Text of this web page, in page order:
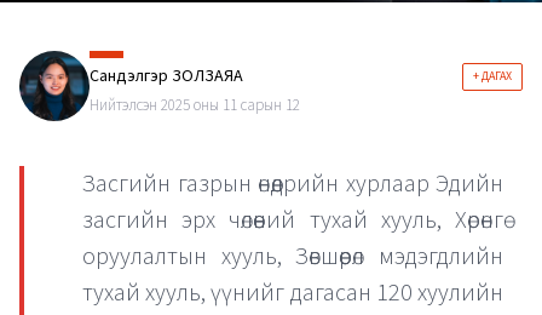
Сандэлгэр ЗОЛЗАЯА + ДАГАХ
Нийтэлсэн 2025 оны 11 сарын 12
Засгийн газрын өнөөдрийн хурлаар Эдийн
засгийн эрх чөлөөний тухай хууль, Хөрөнгө
оруулалтын хууль, Зөвшөөрөл мэдэгдлийн
тухай хууль, үүнийг дагасан 120 хуулийн